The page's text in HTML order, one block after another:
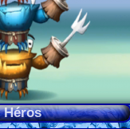
Héros